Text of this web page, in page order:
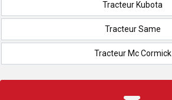
Tracteur Kubota
Tracteur Same
Tracteur Mc Cormick